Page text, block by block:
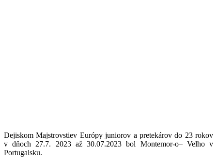
Dejiskom Majstrovstiev Európy juniorov a pretekárov do 23 rokov
v dňoch 27.7. 2023 až 30.07.2023 bol Montemor-o– Velho v
Portugalsku.